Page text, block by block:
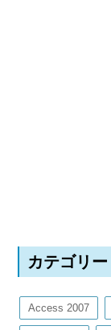
カテゴリー
Access 2007